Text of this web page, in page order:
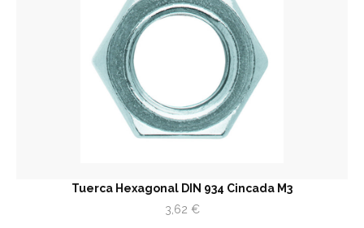
Tuerca Hexagonal DIN 934 Cincada M3
3,62 €